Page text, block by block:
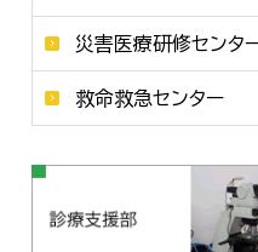
災害医療研修センタ
救命救急センター